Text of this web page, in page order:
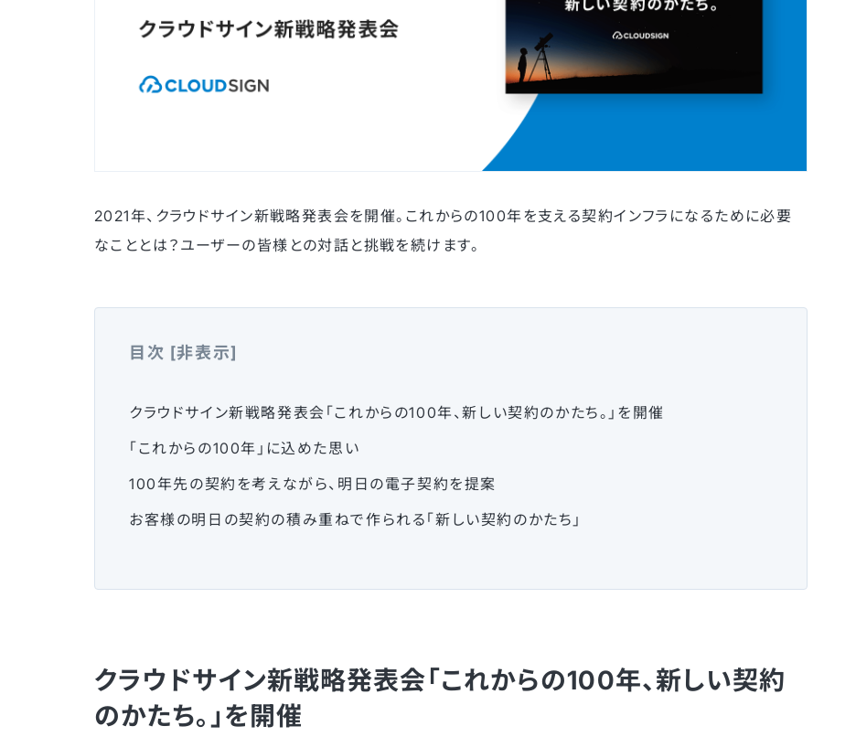
2021年、クラウドサイン新戦略発表会を開催。これからの100年を支える契約インフラになるために必要
なこととは？ユーザーの皆様との対話と挑戦を続けます。
目次 [非表示]
クラウドサイン新戦略発表会「これからの100年、新しい契約のかたち。」を開催
「これからの100年」に込めた思い
100年先の契約を考えながら、明日の電子契約を提案
お客様の明日の契約の積み重ねで作られる「新しい契約のかたち」
クラウドサイン新戦略発表会「これからの100年、新しい契約
のかたち。」を開催